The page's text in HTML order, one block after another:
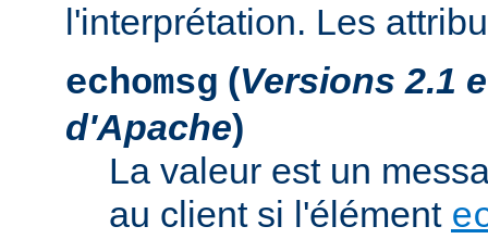
l'interprétation. Les
echomsg (Versions 2.1
d'Apache)
La valeur est un
au client si l'élément